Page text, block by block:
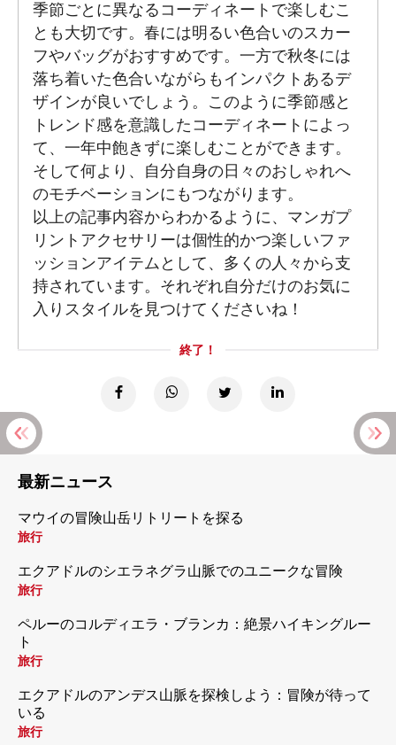
季節ごとに異なるコーディネートで楽しむこ
とも大切です。春には明るい色合いのスカー
フやバッグがおすすめです。一方で秋冬には
落ち着いた色合いながらもインパクトあるデ
ザインが良いでしょう。このように季節感と
トレンド感を意識したコーディネートによっ
て、一年中飽きずに楽しむことができます。
そして何より、自分自身の日々のおしゃれへ
のモチベーションにもつながります。
以上の記事内容からわかるように、マンガプ
リントアクセサリーは個性的かつ楽しいファ
ッションアイテムとして、多くの人々から支
持されています。それぞれ自分だけのお気に
入りスタイルを見つけてくださいね！
終了！
最新ニュース
マウイの冒険山岳リトリートを探る
旅行
エクアドルのシエラネグラ山脈でのユニークな冒険
旅行
ペルーのコルディエラ・ブランカ：絶景ハイキングルー
ト
旅行
エクアドルのアンデス山脈を探検しよう：冒険が待って
いる
旅行